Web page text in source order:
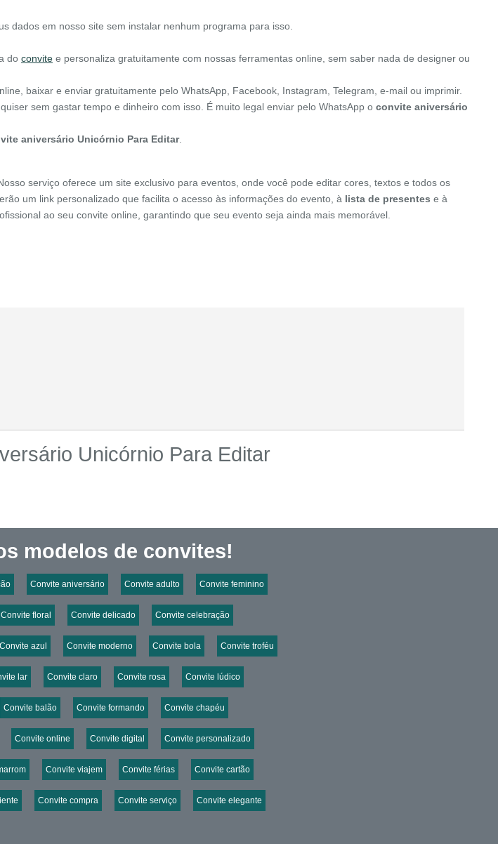
dados em nosso site sem instalar nenhum programa para isso.
do convite e personaliza gratuitamente com nossas ferramentas online, sem saber nada de designer ou
baixar e enviar gratuitamente pelo WhatsApp, Facebook, Instagram, Telegram, e-mail ou imprimir.
sem gastar tempo e dinheiro com isso. É muito legal enviar pelo WhatsApp o convite aniversário
aniversário Unicórnio Para Editar.
serviço oferece um site exclusivo para eventos, onde você pode editar cores, textos e todos os
um link personalizado que facilita o acesso às informações do evento, à lista de presentes e à
ao seu convite online, garantindo que seu evento seja ainda mais memorável.
Unicórnio Para Editar
modelos de convites!
Convite aniversário Convite adulto Convite feminino
Convite floral Convite delicado Convite celebração
Convite azul Convite moderno Convite bola Convite troféu
lar Convite claro Convite rosa Convite lúdico
Convite balão Convite formando Convite chapéu
Convite online Convite digital Convite personalizado
Convite viajem Convite férias Convite cartão
Convite compra Convite serviço Convite elegante